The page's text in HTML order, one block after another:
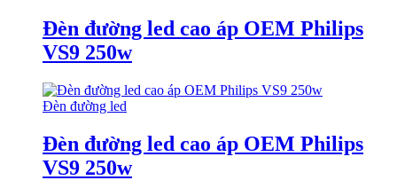
Đèn đường led cao áp OEM Philips
VS9 250w
Đèn đường led
Đèn đường led cao áp OEM Philips
VS9 250w